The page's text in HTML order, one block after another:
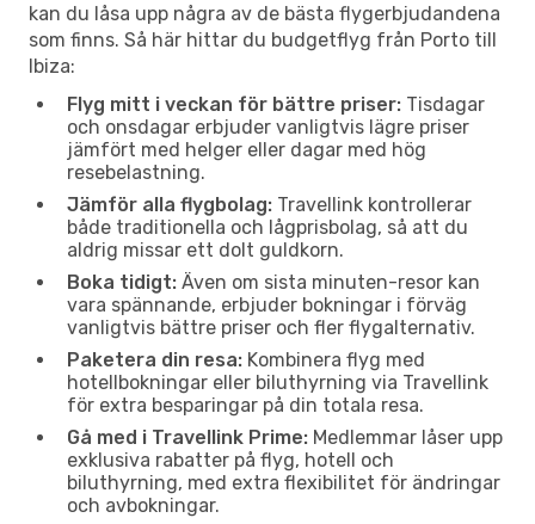
kan du låsa upp några av de bästa flygerbjudandena
som finns. Så här hittar du budgetflyg från Porto till
Ibiza:
Flyg mitt i veckan för bättre priser: Tisdagar
och onsdagar erbjuder vanligtvis lägre priser
jämfört med helger eller dagar med hög
resebelastning.
Jämför alla flygbolag: Travellink kontrollerar
både traditionella och lågprisbolag, så att du
aldrig missar ett dolt guldkorn.
Boka tidigt: Även om sista minuten-resor kan
vara spännande, erbjuder bokningar i förväg
vanligtvis bättre priser och fler flygalternativ.
Paketera din resa: Kombinera flyg med
hotellbokningar eller biluthyrning via Travellink
för extra besparingar på din totala resa.
Gå med i Travellink Prime: Medlemmar låser upp
exklusiva rabatter på flyg, hotell och
biluthyrning, med extra flexibilitet för ändringar
och avbokningar.